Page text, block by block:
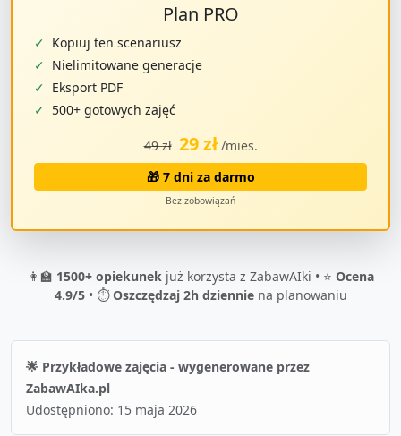
Plan PRO
✓ Kopiuj ten scenariusz
✓ Nielimitowane generacje
✓ Eksport PDF
✓ 500+ gotowych zajęć
49 zł 29 zł /mies.
🎁 7 dni za darmo
Bez zobowiązań
👩‍🏫 1500+ opiekunekjuż korzysta z ZabawAIki • ⭐ Ocena
4.9/5• ⏱️Oszczędzaj 2h dzienniena planowaniu
🌟 Przykładowe zajęcia - wygenerowane przez
ZabawAIka.pl
Udostępniono: 15 maja 2026